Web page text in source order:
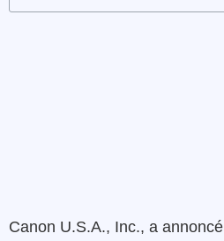
Canon U.S.A., Inc., a annoncé